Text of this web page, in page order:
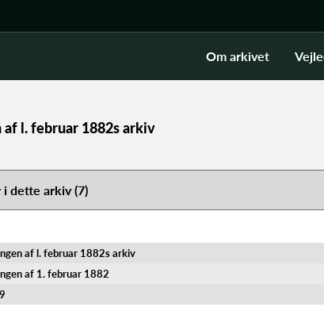
Om arkivet
l. februar 1882s arkiv
i dette arkiv (7)
af l. februar 1882s arkiv
af 1. februar 1882